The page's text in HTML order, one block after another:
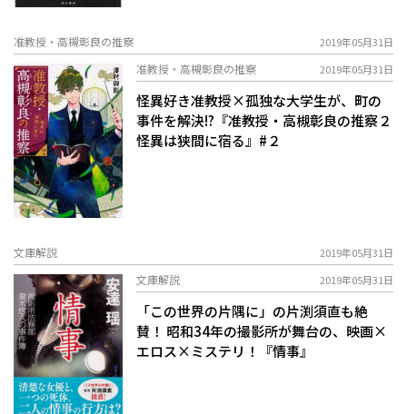
准教授・高槻彰良の推察 2019年05月31日
准教授・高槻彰良の推察 2019年05月31日
怪異好き准教授×孤独な大学生が、町の
事件を解決!?『准教授・高槻彰良の推察２
怪異は狭間に宿る』#２
文庫解説 2019年05月31日
文庫解説 2019年05月31日
「この世界の片隅に」の片渕須直も絶
賛！ 昭和34年の撮影所が舞台の、映画×
エロス×ミステリ！『情事』